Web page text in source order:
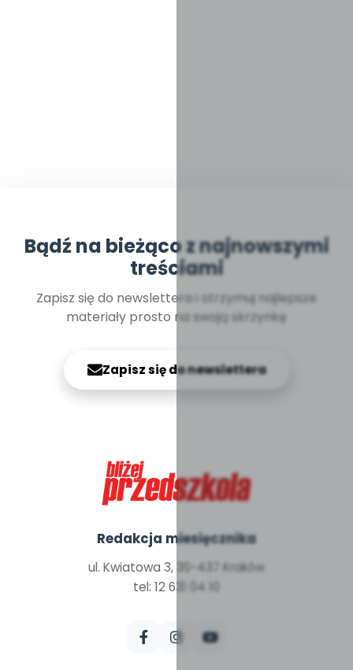
Bądź na bieżąco z najnowszymi
treściami
Zapisz się do newslettera i otrzymuj najlepsze
materiały prosto na swoją skrzynkę
Zapisz się do newslettera
Redakcja miesięcznika
ul. Kwiatowa 3, 30-437 Kraków
tel: 12 631 04 10